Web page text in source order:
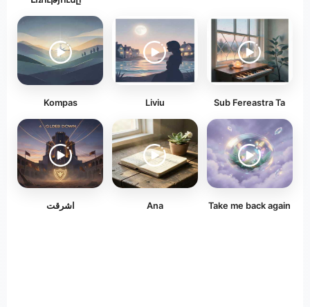
Kompas Liviu Sub Fereastra Ta
اشرقت Ana Take me back again